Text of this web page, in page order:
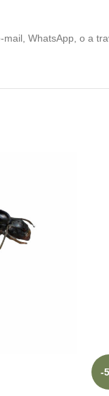
WhatsApp, o a
-